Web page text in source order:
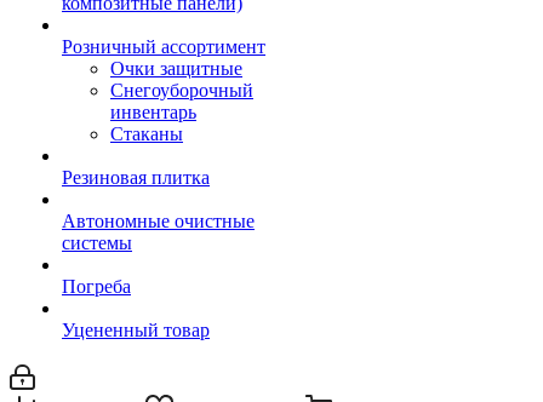
Розничный ассортимент
Очки защитные
Снегоуборочный
инвентарь
Стаканы
Резиновая плитка
Автономные очистные
системы
Погреба
Уцененный товар